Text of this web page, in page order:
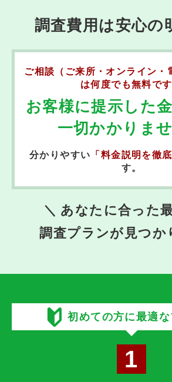
調査費用は安心の
ご相談（ご来所・オンライン・
は何度でも無料です
お客様に提示した金
一切かかりませ
分かりやすい 「料金説明を徹底
す。
＼ あなたに合った
調査プランが見つか
初めての方に最適な
1